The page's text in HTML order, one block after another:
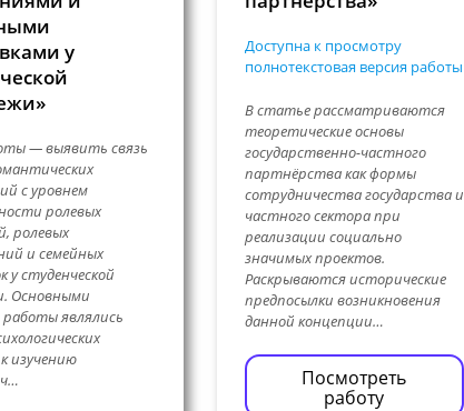
у
— выявить связь
с уровнем
ролевых
ролевых
и семейных
у студенческой
Основными
являлись
изучению
Доступна к просмотру
полнотекстовая версия работы
В статье рассматриваются
теоретические основы
государственно-частного
партнёрства как формы
сотрудничества государства и
частного сектора при
реализации социально
значимых проектов.
Раскрываются исторические
предпосылки возникновения
данной концепции…
Посмотреть
работу